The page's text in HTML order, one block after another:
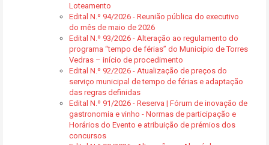
Loteamento
Edital N.º 94/2026 - Reunião pública do executivo
do mês de maio de 2026
Edital N.º 93/2026 - Alteração ao regulamento do
programa “tempo de férias” do Município de Torres
Vedras – início de procedimento
Edital N.º 92/2026 - Atualização de preços do
serviço municipal de tempo de férias e adaptação
das regras definidas
Edital N.º 91/2026 - Reserva | Fórum de inovação de
gastronomia e vinho - Normas de participação e
Horários do Evento e atribuição de prémios dos
concursos